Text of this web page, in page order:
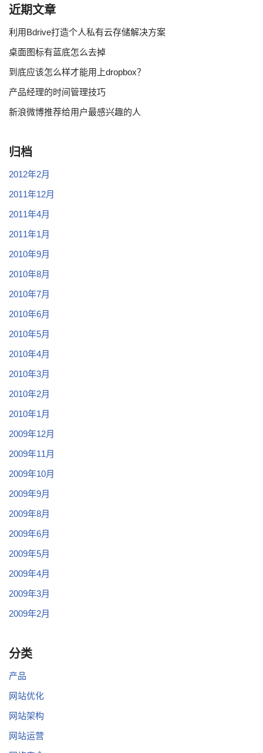
近期文章
利用Bdrive打造个人私有云存储解决方案
桌面图标有蓝底怎么去掉
到底应该怎么样才能用上dropbox？
产品经理的时间管理技巧
新浪微博推荐给用户最感兴趣的人
归档
2012年2月
2011年12月
2011年4月
2011年1月
2010年9月
2010年8月
2010年7月
2010年6月
2010年5月
2010年4月
2010年3月
2010年2月
2010年1月
2009年12月
2009年11月
2009年10月
2009年9月
2009年8月
2009年6月
2009年5月
2009年4月
2009年3月
2009年2月
分类
产品
网站优化
网站架构
网站运营